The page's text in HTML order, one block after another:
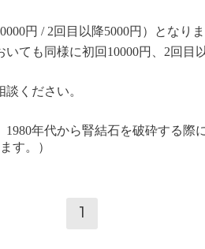
円 / 2回目以降5000円）となりま
ても同様に初回10000円、2回目
ください。
年代から腎結石を破砕する
す。）
1